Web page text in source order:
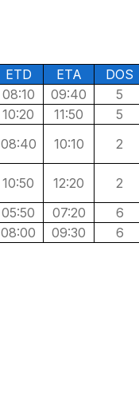
ETD ETA
DOS
08:10 09:40
5
10:20 11:50
5
08:40 10:10 2
10:50 12:20
2
05:50 07:20
6
08:00 09:30 6